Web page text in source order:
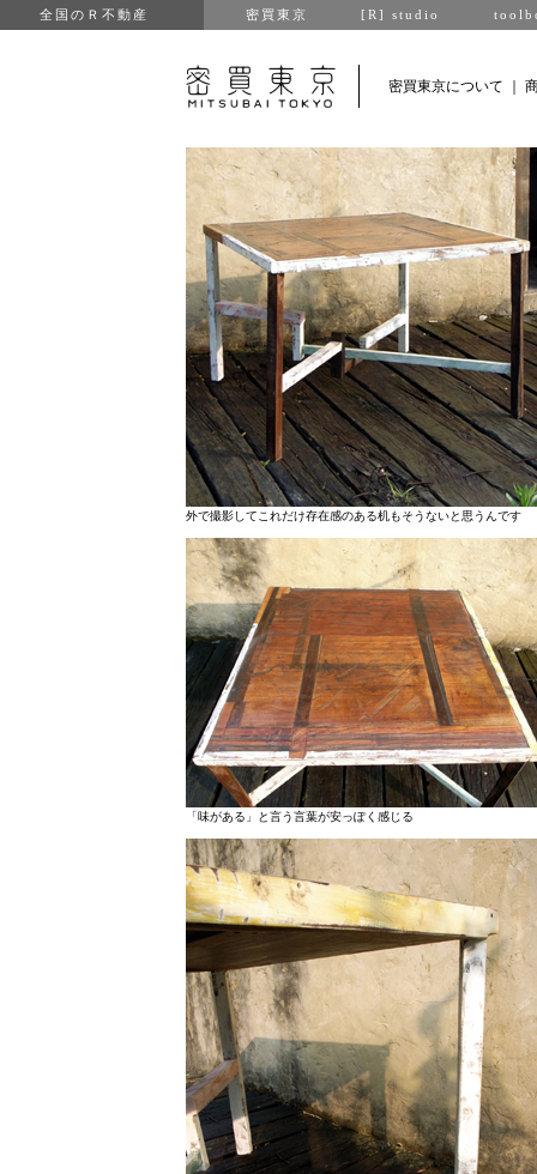
全国のＲ不動産 密買東京 [R] studio
密買東京について
外で撮影してこれだけ存在感のある机もそうないと思うんです
「味がある」と言う言葉が安っぽく感じる